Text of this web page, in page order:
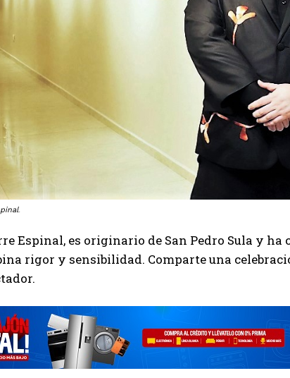
.
Espinal, es originario de San Pedro Sula y
rigor y sensibilidad. Comparte una